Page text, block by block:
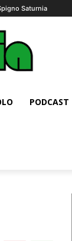
Saturnia
PODCAST